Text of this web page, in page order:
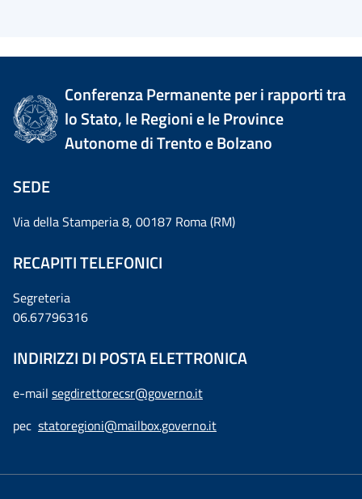
Conferenza Permanente per i rapporti tra
lo Stato, le Regioni e le Province
Autonome di Trento e Bolzano
SEDE
Via della Stamperia 8, 00187 Roma (RM)
RECAPITI TELEFONICI
Segreteria
06.67796316
INDIRIZZI DI POSTA ELETTRONICA
e-mail segdirettorecsr@governo.it
pec statoregioni@mailbox.governo.it